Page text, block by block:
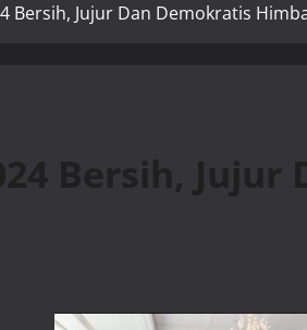
Bersih, Jujur Dan Demokratis
Bersih,